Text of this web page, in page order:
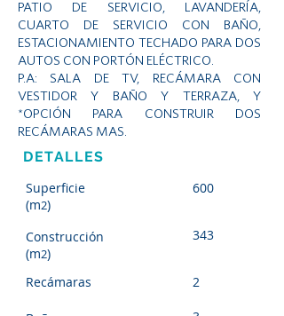
PATIO DE SERVICIO, LAVANDERÍA,
CUARTO DE SERVICIO CON BAÑO,
ESTACIONAMIENTO TECHADO PARA DOS
AUTOS CON PORTÓN ELÉCTRICO.
P.A: SALA DE TV, RECÁMARA CON
VESTIDOR Y BAÑO Y TERRAZA, Y
*OPCIÓN PARA CONSTRUIR DOS
RECÁMARAS MAS.
DETALLES
Superficie
(m2)
600
Construcción
(m2)
343
Recámaras 2